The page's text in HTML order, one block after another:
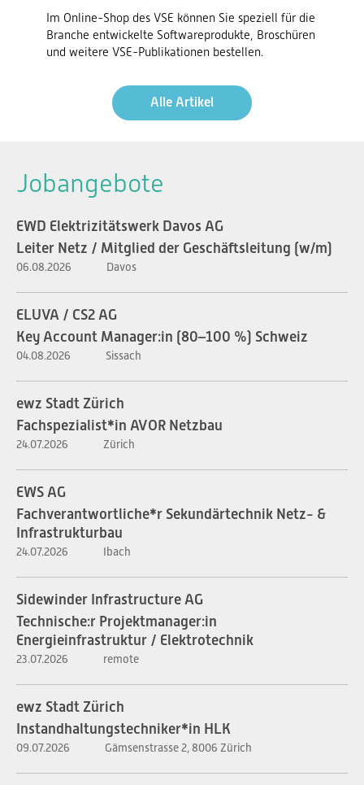
Im Online-Shop des VSE können Sie speziell für die
Branche entwickelte Softwareprodukte, Broschüren
und weitere VSE-Publikationen bestellen.
Alle Artikel
Jobangebote
EWD Elektrizitätswerk Davos AG
Leiter Netz / Mitglied der Geschäftsleitung (w/m)
06.08.2026 Davos
ELUVA / CS2 AG
Key Account Manager:in (80–100 %) Schweiz
04.08.2026 Sissach
ewz Stadt Zürich
Fachspezialist*in AVOR Netzbau
24.07.2026 Zürich
EWS AG
Fachverantwortliche*r Sekundärtechnik Netz- &
Infrastrukturbau
24.07.2026 Ibach
Sidewinder Infrastructure AG
Technische:r Projektmanager:in
Energieinfrastruktur / Elektrotechnik
23.07.2026 remote
ewz Stadt Zürich
Instandhaltungstechniker*in HLK
09.07.2026 Gämsenstrasse 2, 8006 Zürich